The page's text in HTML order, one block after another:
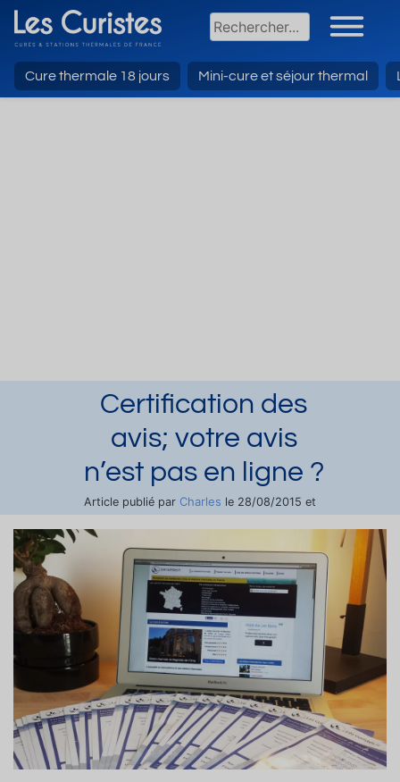
Cure thermale 18 jours Mini-cure et séjour thermal
Certification des
avis; votre avis
n’est pas en ligne ?
Article publié par Charles le 28/08/2015 et
Demander une documentation